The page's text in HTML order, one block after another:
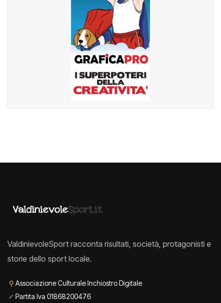
ValdinievoleSport racconta risultati, società, protagonisti e
storie dello sport locale.
⚲ Associazione Culturale Inchiostro Digitale
✓ Partita Iva 01868200476